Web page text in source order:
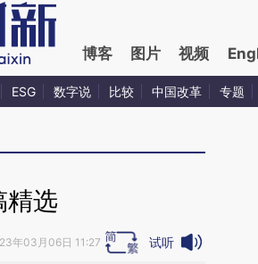
博客 图片 视频
ESG 数字说 比较 中国改革 专题
精选
年03月06日 11:27 试听